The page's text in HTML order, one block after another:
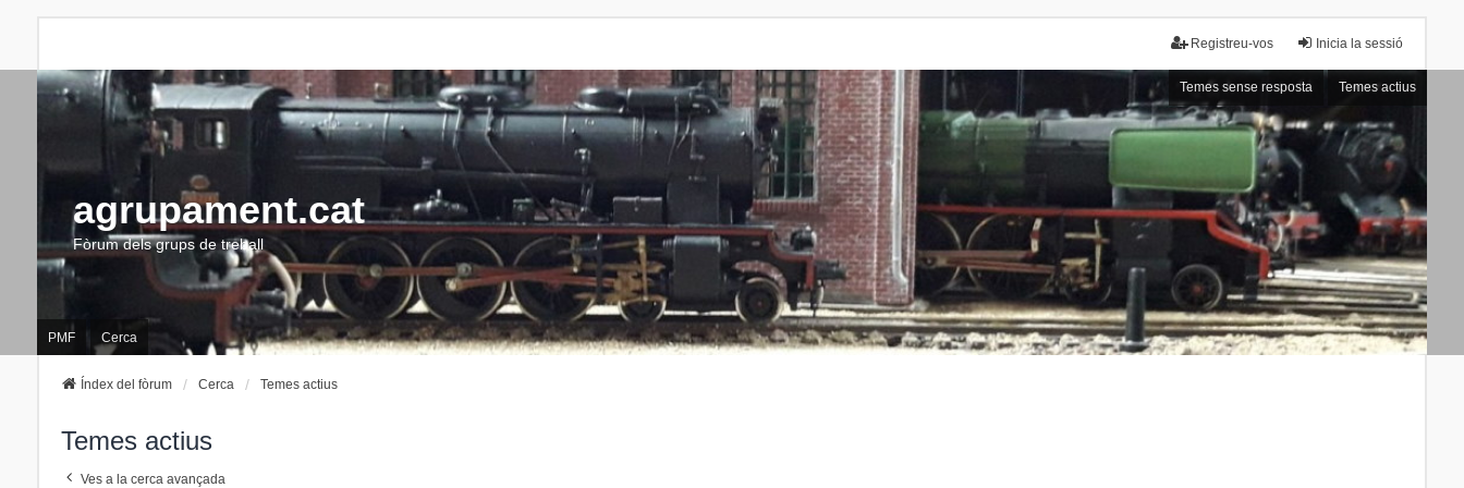
Inicia la sessió
Registreu-vos
Temes sense resposta Temes actius
agrupament.cat
Fòrum dels grups de treball
PMF Cerca
Índex del fòrum Cerca Temes actius
Temes actius
Ves a la cerca avançada